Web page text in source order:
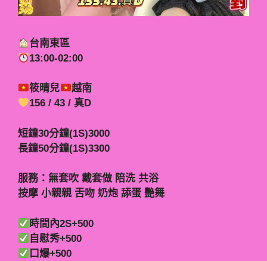
台南東區
13:00-02:00
筱晴兒
越南
156 / 43 / 真D
短鐘30分鐘(1S)3000
長鐘50分鐘(1S)3300
服務：無套吹 戴套做 陪洗 共浴
按摩 小親親 舌吻 奶炮 舔蛋 艷舞
時間內2S+500
自慰秀+500
口爆+500